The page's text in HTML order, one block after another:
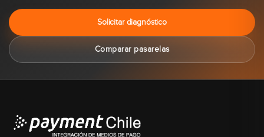
Solicitar diagnóstico
Comparar pasarelas